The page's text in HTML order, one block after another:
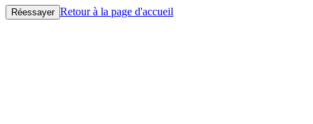
Réessayer Retour à la page d'accueil